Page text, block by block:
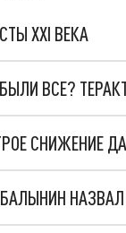
XXI ВЕКА
ВСЕ?
СНИЖЕНИЕ